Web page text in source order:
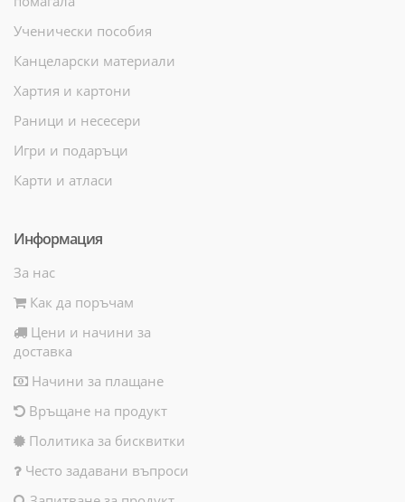
Ученически пособия
Канцеларски материали
Хартия и картони
Раници и несесери
Игри и подаръци
Карти и атласи
Информация
За нас
Как да поръчам
Цени и начини за
доставка
Начини за плащане
Връщане на продукт
Политика за бисквитки
Често задавани въпроси